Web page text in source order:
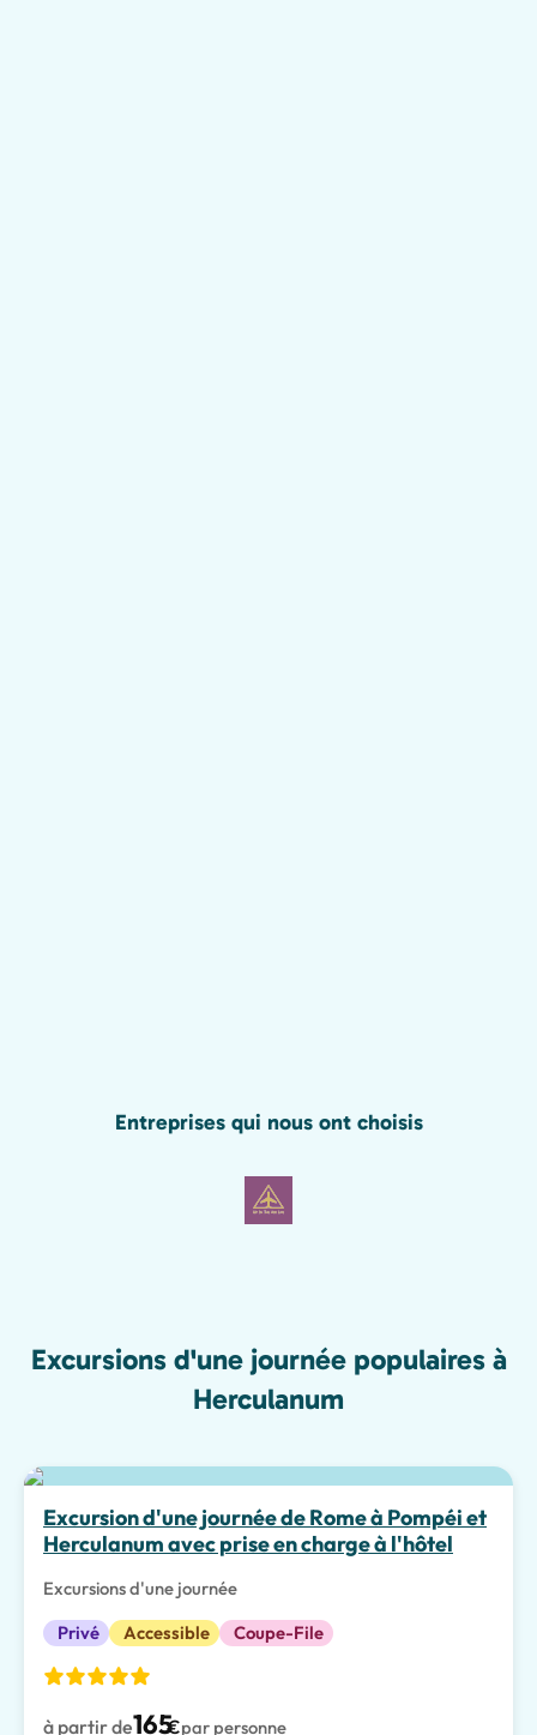
Entreprises qui nous ont choisis
Excursions d'une journée populaires à
Herculanum
Meilleur choix
Excursion d'une journée de Rome à Pompéi et
Herculanum avec prise en charge à l'hôtel
Excursions d'une journée
Privé
Accessible Coupe-File
à partir de165€par personne